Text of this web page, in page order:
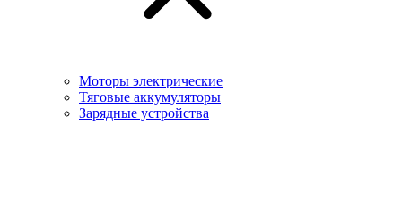
Моторы электрические
Тяговые аккумуляторы
Зарядные устройства